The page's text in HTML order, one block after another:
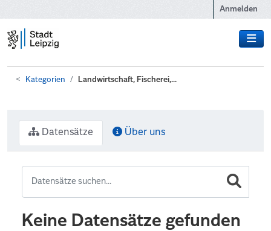
Anmelden
Kategorien Landwirtschaft, Fischerei,...
Datensätze Über uns
Keine Datensätze gefunden